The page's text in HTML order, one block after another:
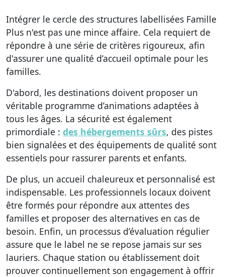
Intégrer le cercle des structures labellisées Famille
Plus n'est pas une mince affaire. Cela requiert de
répondre à une série de critères rigoureux, afin
d'assurer une qualité d’accueil optimale pour les
familles.
D'abord, les destinations doivent proposer un
véritable programme d’animations adaptées à
tous les âges. La sécurité est également
primordiale : des hébergements sûrs, des pistes
bien signalées et des équipements de qualité sont
essentiels pour rassurer parents et enfants.
De plus, un accueil chaleureux et personnalisé est
indispensable. Les professionnels locaux doivent
être formés pour répondre aux attentes des
familles et proposer des alternatives en cas de
besoin. Enfin, un processus d’évaluation régulier
assure que le label ne se repose jamais sur ses
lauriers. Chaque station ou établissement doit
prouver continuellement son engagement à offrir